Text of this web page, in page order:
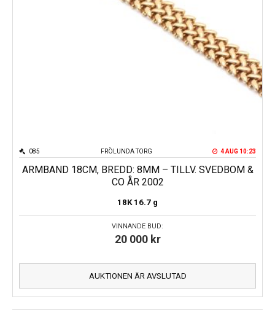
FRÖLUNDA TORG
085 4 AUG 10:23
ARMBAND 18CM, BREDD: 8MM – TILLV. SVEDBOM &
CO ÅR 2002
18K 16.7 g
VINNANDE BUD:
20 000 kr
AUKTIONEN ÄR AVSLUTAD